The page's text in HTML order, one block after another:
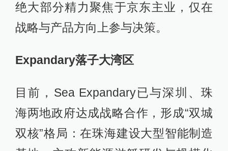
绝大部分精力聚焦于京东主业，仅在
战略与产品方向上参与决策。
Expandary落子大湾区
目前，Sea Expandary已与深圳、珠
海两地政府达成战略合作，形成“双城
双核”格局：在珠海建设大型智能制造